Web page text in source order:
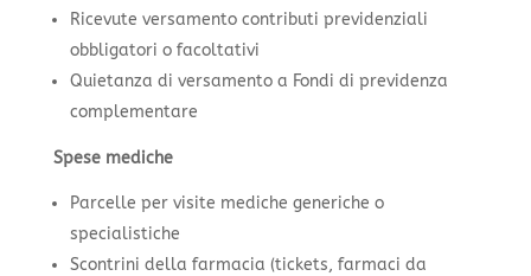
Ricevute versamento contributi previdenziali
obbligatori o facoltativi
Quietanza di versamento a Fondi di previdenza
complementare
Spese mediche
Parcelle per visite mediche generiche o
specialistiche
Scontrini della farmacia (tickets, farmaci da